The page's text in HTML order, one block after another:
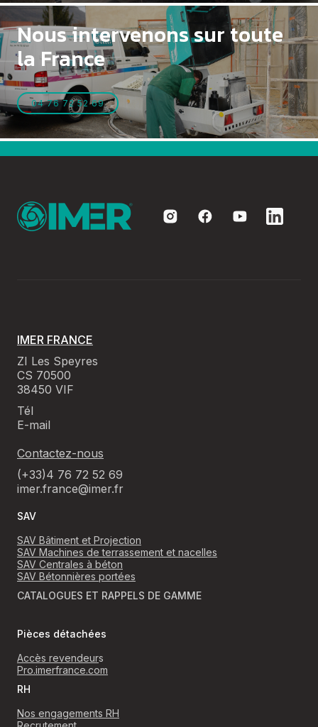
Nous intervenons sur toute
la France
04 76 72 52 69
IMER FRANCE
ZI Les Speyres
CS 70500
38450 VIF
Tél
E-mail
Contactez-nous
(+33)4 76 72 52 69
imer.france@imer.fr
SAV
SAV Bâtiment et Projection
SAV Machines de terrassement et nacelles
SAV Centrales à béton
SAV Bétonnières portées
CATALOGUES ET RAPPELS DE GAMME
Pièces détachées
Accès revendeurs
Pro.imerfrance.com
RH
Nos engagements RH